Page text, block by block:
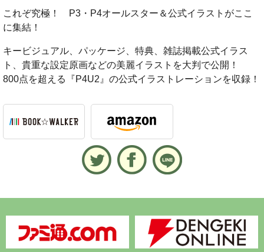
これぞ究極！ P3・P4オールスター＆公式イラストがここ
に集結！
キービジュアル、パッケージ、特典、雑誌掲載公式イラス
ト、貴重な設定原画などの美麗イラストを大判で公開！
800点を超える『P4U2』の公式イラストレーションを収録！